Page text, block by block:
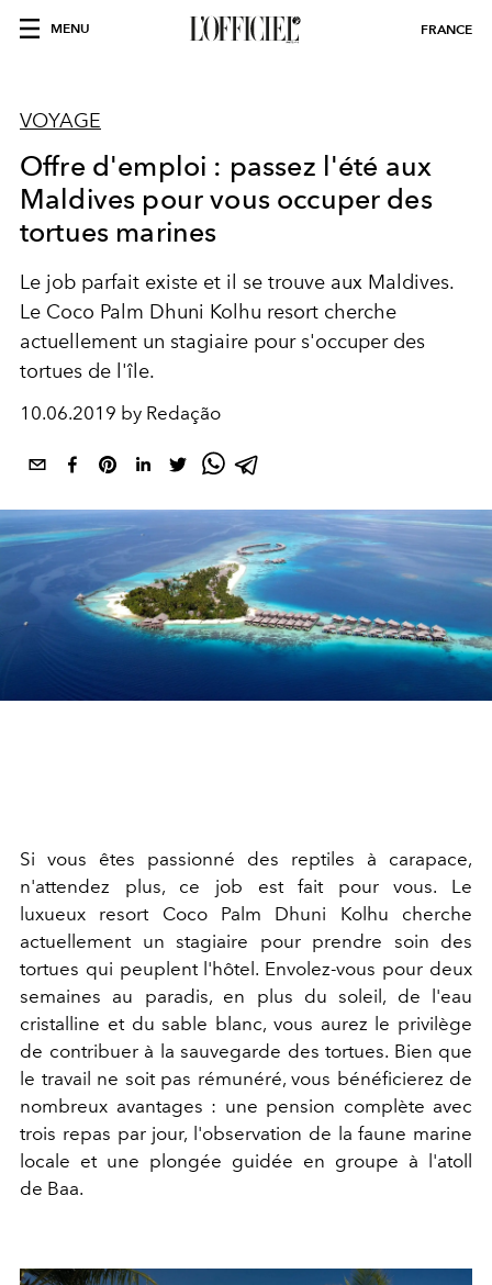
MENU FRANCE
VOYAGE
Offre d'emploi : passez l'été aux
Maldives pour vous occuper des
tortues marines
Le job parfait existe et il se trouve aux Maldives.
Le Coco Palm Dhuni Kolhu resort cherche
actuellement un stagiaire pour s'occuper des
tortues de l'île.
10.06.2019 by Redação
Si vous êtes passionné des reptiles à carapace,
n'attendez plus, ce job est fait pour vous. Le
luxueux resort Coco Palm Dhuni Kolhu cherche
actuellement un stagiaire pour prendre soin des
tortues qui peuplent l'hôtel. Envolez-vous pour deux
semaines au paradis, en plus du soleil, de l'eau
cristalline et du sable blanc, vous aurez le privilège
de contribuer à la sauvegarde des tortues. Bien que
le travail ne soit pas rémunéré, vous bénéficierez de
nombreux avantages : une pension complète avec
trois repas par jour, l'observation de la faune marine
locale et une plongée guidée en groupe à l'atoll
de Baa.